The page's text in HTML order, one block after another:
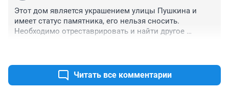
Центр города превращают в спальный район.
Этот дом является украшением улицы Пушкина и
имеет статус памятника, его нельзя сносить.
Необходимо отреставрировать и найти другое
фондохранилища.Читать все комментарии